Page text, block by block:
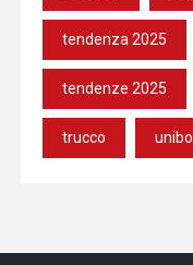
tendenza 2025
tendenze 2025
trucco unibo